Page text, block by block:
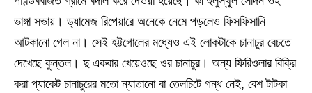
ভাঙ্গা সভায়। ড্যামেজ রিপেয়ারে অনেকে নেমে পড়লেও ফিসফিসানি
আটকানো গেল না। সেই হট্টগোলের মধ্যেও এই লোকটাকে চানাচুর বেচতে
দেখেছে কুন্তল। দু একবার খেয়েওছে ওর চানাচুর। অন্য ফিরিওলার বিক্রি
করা প্যাকেট চানাচুরের মতো ন্যাতানো বা তেলচিটে গন্ধ নেই, বেশ টাটকা